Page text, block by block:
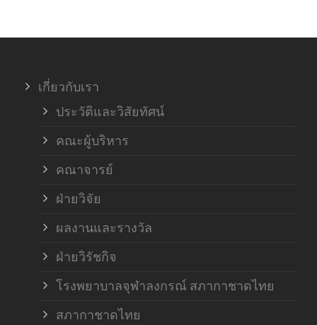
เกี่ยวกับเรา
ประวัติและวิสัยทัศน์
คณะผู้บริหาร
คณาจารย์
ฝ่ายวิจัย
ผลงานและรางวัล
ฝ่ายวิรัชกิจ
โรงพยาบาลจุฬาลงกรณ์ สภากาชาดไทย
สภากาชาดไทย